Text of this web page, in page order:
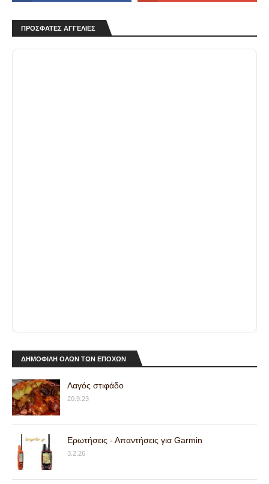
ΠΡΟΣΦΑΤΕΣ ΑΓΓΕΛΙΕΣ
ΔΗΜΟΦΙΛΗ ΟΛΩΝ ΤΩΝ ΕΠΟΧΩΝ
Λαγός στιφάδο
20.9.23
Ερωτήσεις - Απαντήσεις για Garmin
3.2.26